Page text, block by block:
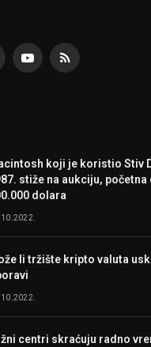
YouTubeRSS
koji je koristio Stiv
stiže na aukciju, početna
dolara
li tržište kripto valuta
centri skraćuju radno